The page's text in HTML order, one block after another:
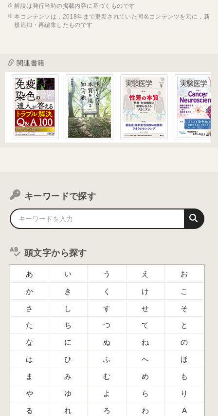
解説は発行当時の掲載内容に基づくものです
本コンテンツは，2018年まで更新されていた同名コンテンツを元に，新
規追加・再編集したものです
関連書籍
キーワードで探す
頭文字から探す
あ い う え お
か き く け こ
さ し す せ そ
た ち つ て と
な に ぬ ね の
は ひ ふ へ ほ
ま み む め も
や ゆ よ ら り
る れ ろ わ A